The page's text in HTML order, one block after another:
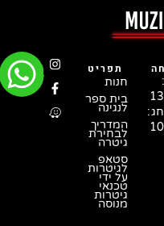
חג:
תפריט
חנות
בית ספר
לנגינה
המדריך
לבחירת
גיטרה
סטאפ
לגיטרות
על ידי
טכנאי
גיטרות
מנוסה